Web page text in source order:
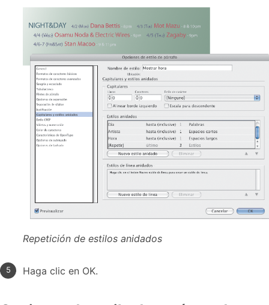
Repetición de estilos anidados
Haga clic en OK.